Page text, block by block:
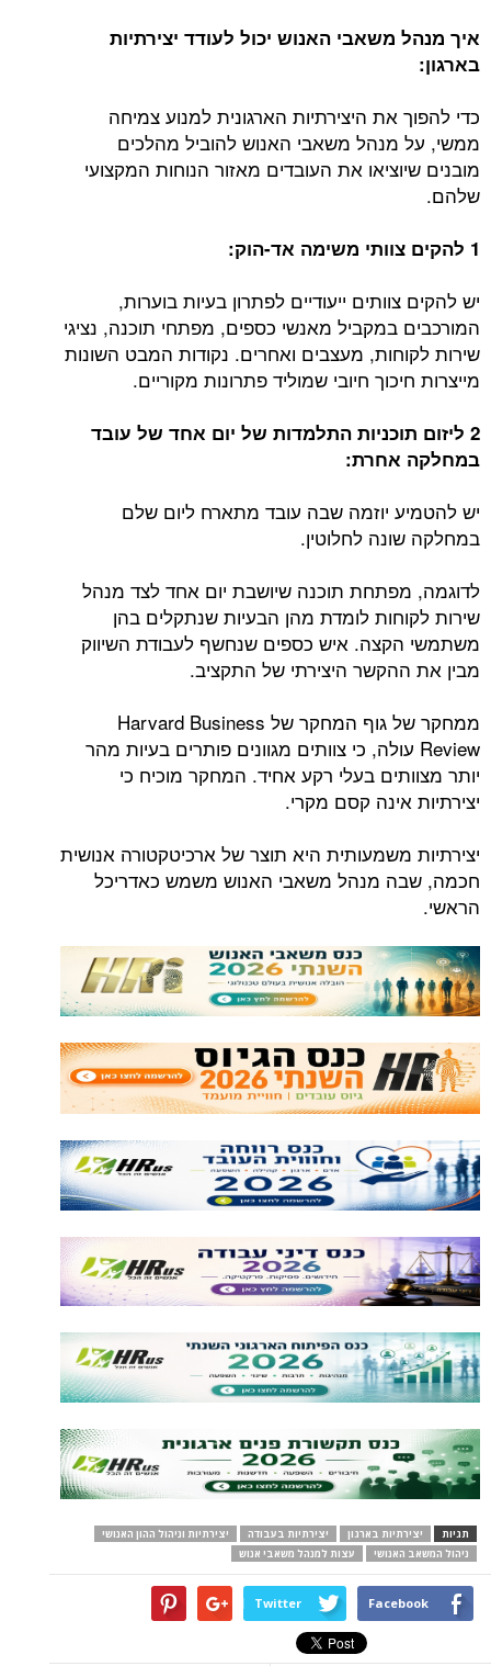
איך מנהל משאבי האנוש יכול לעודד יצירתיות
בארגון:
כדי להפוך את היצירתיות הארגונית למנוע צמיחה
ממשי, על מנהל משאבי האנוש להוביל מהלכים
מובנים שיוציאו את העובדים מאזור הנוחות המקצועי
שלהם.
1 להקים צוותי משימה אד-הוק:
יש להקים צוותים ייעודיים לפתרון בעיות בוערות,
המורכבים במקביל מאנשי כספים, מפתחי תוכנה, נציגי
שירות לקוחות, מעצבים ואחרים. נקודות המבט השונות
מייצרות חיכוך חיובי שמוליד פתרונות מקוריים.
2 ליזום תוכניות התלמדות של יום אחד של עובד
במחלקה אחרת:
יש להטמיע יוזמה שבה עובד מתארח ליום שלם
במחלקה שונה לחלוטין.
לדוגמה, מפתחת תוכנה שיושבת יום אחד לצד מנהל
שירות לקוחות לומדת מהן הבעיות שנתקלים בהן
משתמשי הקצה. איש כספים שנחשף לעבודת השיווק
מבין את ההקשר היצירתי של התקציב.
ממחקר של גוף המחקר של Harvard Business
Review עולה, כי צוותים מגוונים פותרים בעיות מהר
יותר מצוותים בעלי רקע אחיד. המחקר מוכיח כי
יצירתיות אינה קסם מקרי.
יצירתיות משמעותית היא תוצר של ארכיטקטורה אנושית
חכמה, שבה מנהל משאבי האנוש משמש כאדריכל
הראשי.
תגיות יצירתיות בארגון יצירתיות בעבודה
יצירתיות וניהול ההון האנושי
ניהול המשאב האנושי
עצות למנהל משאבי אנוש
Facebook
Twitter